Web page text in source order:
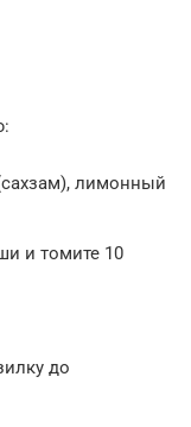
лимонный
и томите 10
до